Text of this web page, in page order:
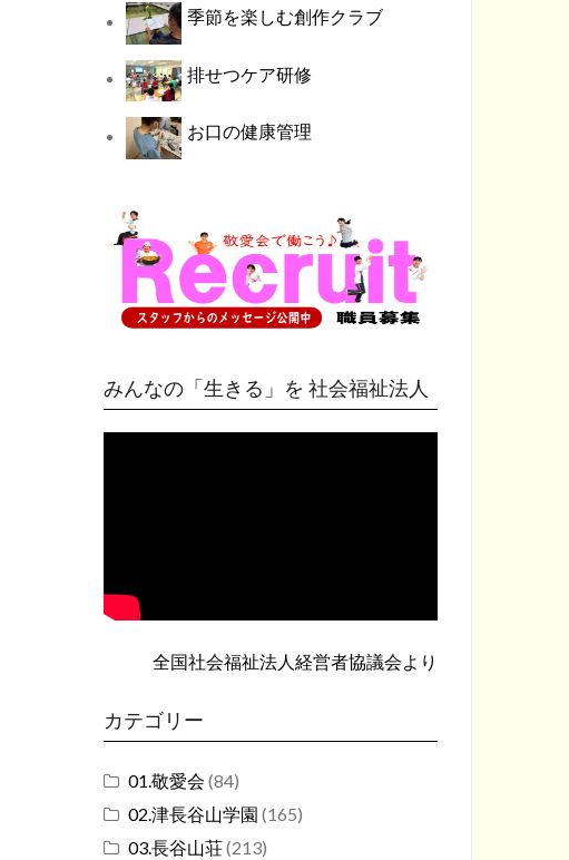
季節を楽しむ創作クラブ
排せつケア研修
お口の健康管理
みんなの「生きる」を 社会福祉法人
全国社会福祉法人経営者協議会より
カテゴリー
01.敬愛会 (84)
02.津長谷山学園 (165)
03.長谷山荘(213)